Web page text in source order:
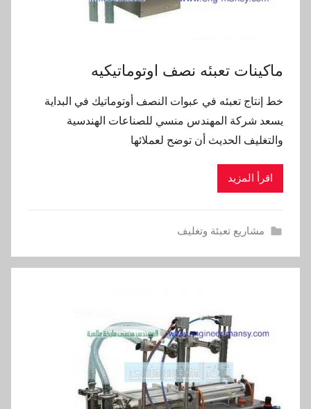
ماكينات تعبئه نصف اوتوماتيكيه
خط إنتاج تعبئه في عبوات النصف أوتوماتيك في البداية
يسعد شركة المهندس منسي للصناعات الهندسية
والتغليف الحديث أن توضح لعملائها
اقرأ المزيد
مشاريع تعبئة وتغليف